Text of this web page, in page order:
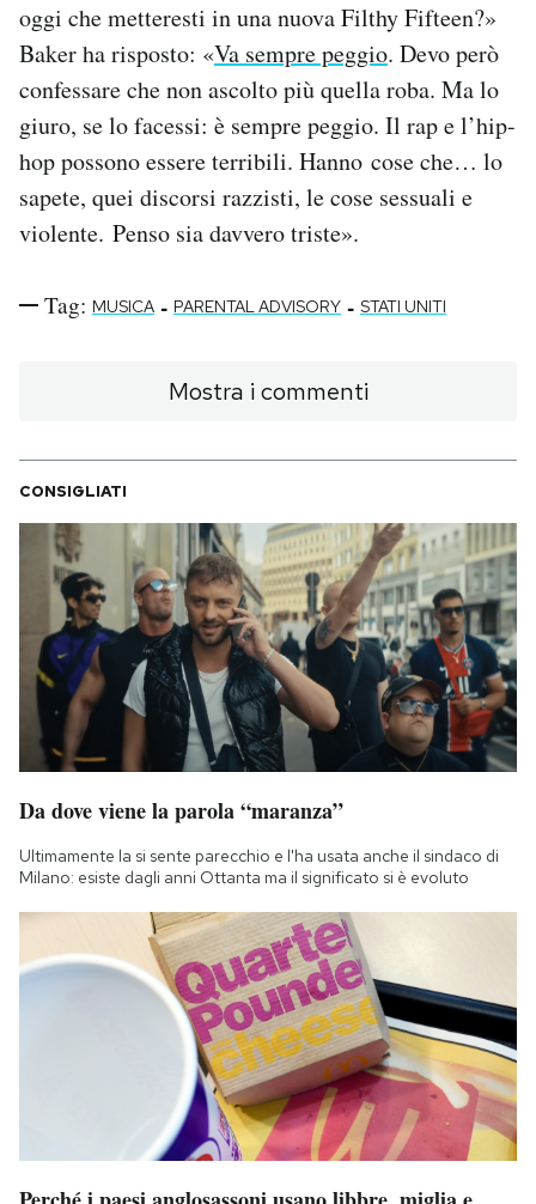
oggi che metteresti in una nuova Filthy Fifteen?»
Baker ha risposto: «Va sempre peggio. Devo però
confessare che non ascolto più quella roba. Ma lo
giuro, se lo facessi: è sempre peggio. Il rap e l’hip-
hop possono essere terribili. Hanno cose che… lo
sapete, quei discorsi razzisti, le cose sessuali e
violente. Penso sia davvero triste».
Tag: MUSICA - PARENTAL ADVISORY - STATI UNITI
Mostra i commenti
CONSIGLIATI
Da dove viene la parola “maranza”
Ultimamente la si sente parecchio e l'ha usata anche il sindaco di
Milano: esiste dagli anni Ottanta ma il significato si è evoluto